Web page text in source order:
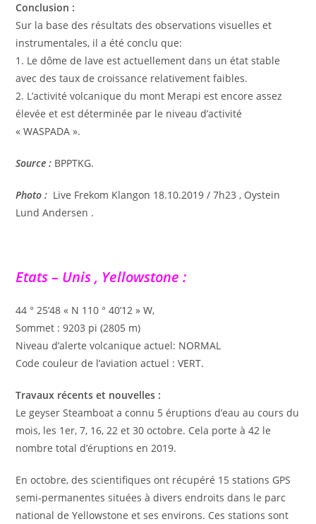
Conclusion :
Sur la base des résultats des observations visuelles et
instrumentales, il a été conclu que:
1. Le dôme de lave est actuellement dans un état stable
avec des taux de croissance relativement faibles.
2. L’activité volcanique du mont Merapi est encore assez
élevée et est déterminée par le niveau d’activité
« WASPADA ».
Source : BPPTKG.
Photo : Live Frekom Klangon 18.10.2019 / 7h23 , Oystein
Lund Andersen .
Etats – Unis , Yellowstone :
44 ° 25’48 « N 110 ° 40’12 » W,
Sommet : 9203 pi (2805 m)
Niveau d’alerte volcanique actuel: NORMAL
Code couleur de l’aviation actuel : VERT.
Travaux récents et nouvelles :
Le geyser Steamboat a connu 5 éruptions d’eau au cours du
mois, les 1er, 7, 16, 22 et 30 octobre. Cela porte à 42 le
nombre total d’éruptions en 2019.
En octobre, des scientifiques ont récupéré 15 stations GPS
semi-permanentes situées à divers endroits dans le parc
national de Yellowstone et ses environs. Ces stations sont